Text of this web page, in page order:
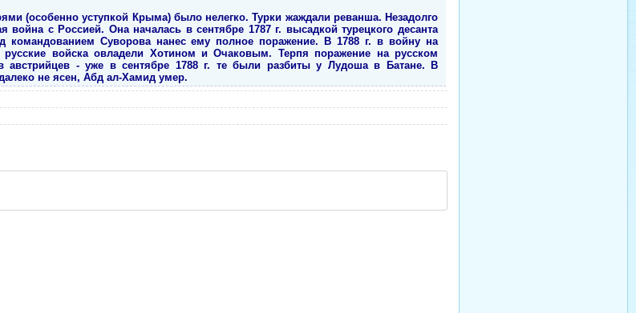
(особенно уступкой Крыма) было нелегко. Турки жаждали реванша. Незадолго
с Россией. Она началась в сентябре 1787 г. высадкой турецкого десанта
командованием Суворова нанес ему полное поражение. В 1788 г. в войну на
русские войска овладели Хотином и Очаковым. Терпя поражение на русском
австрийцев - уже в сентябре 1788 г. те были разбиты у Лудоша в Батане. В
не ясен, Абд ал-Хамид умер.